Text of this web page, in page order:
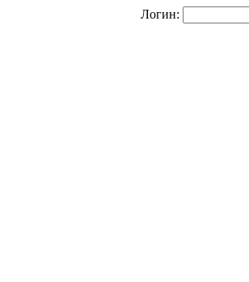
Логин: